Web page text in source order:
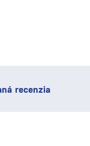
recenzia